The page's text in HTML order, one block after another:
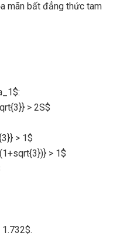
mãn bất đẳng thức tam
> 2S$
> 1$
> 1$